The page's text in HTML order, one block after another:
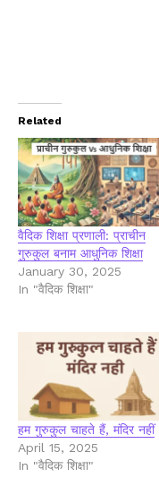
Related
वैदिक शिक्षा प्रणाली: प्राचीन
गुरुकुल बनाम आधुनिक शिक्षा
January 30, 2025
In "वैदिक शिक्षा"
हम गुरुकुल चाहते हैं, मंदिर नहीं
April 15, 2025
In "वैदिक शिक्षा"